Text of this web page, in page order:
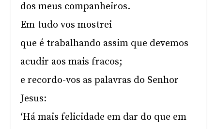
dos meus companheiros.
Em tudo vos mostrei
que é trabalhando assim que devemos
acudir aos mais fracos;
e recordo-vos as palavras do Senhor
Jesus:
‘Há mais felicidade em dar do que em